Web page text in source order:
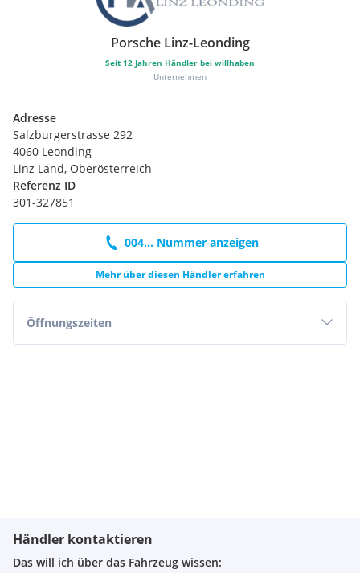
Porsche Linz-Leonding
Seit 12 Jahren Händler bei willhaben
Unternehmen
Adresse
Salzburgerstrasse 292
4060 Leonding
Linz Land, Oberösterreich
Referenz ID
301-327851
004... Nummer anzeigen
Mehr über diesen Händler erfahren
Öffnungszeiten
Händler kontaktieren
Das will ich über das Fahrzeug wissen: